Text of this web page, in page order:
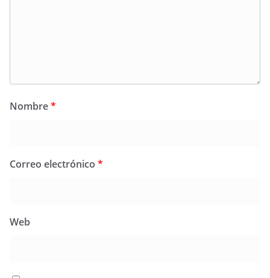
Nombre*
Correo electrónico *
Web